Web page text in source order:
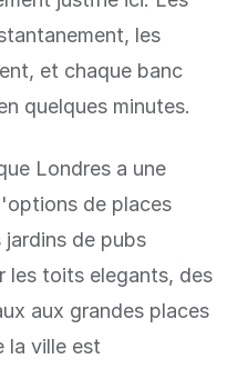
les
et chaque banc
quelques minutes.
Londres a une
de places
jardins de pubs
les toits elegants, des
aux grandes places
la ville est